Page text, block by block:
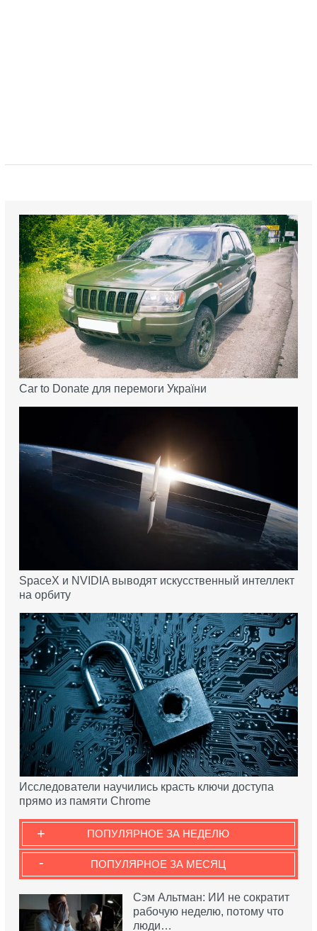
Car to Donate для перемоги України
SpaceX и NVIDIA выводят искусственный интеллект
на орбиту
Исследователи научились красть ключи доступа
прямо из памяти Chrome
ПОПУЛЯРНОЕ ЗА НЕДЕЛЮ
+
ПОПУЛЯРНОЕ ЗА МЕСЯЦ
-
Сэм Альтман: ИИ не сократит
рабочую неделю, потому что
люди…